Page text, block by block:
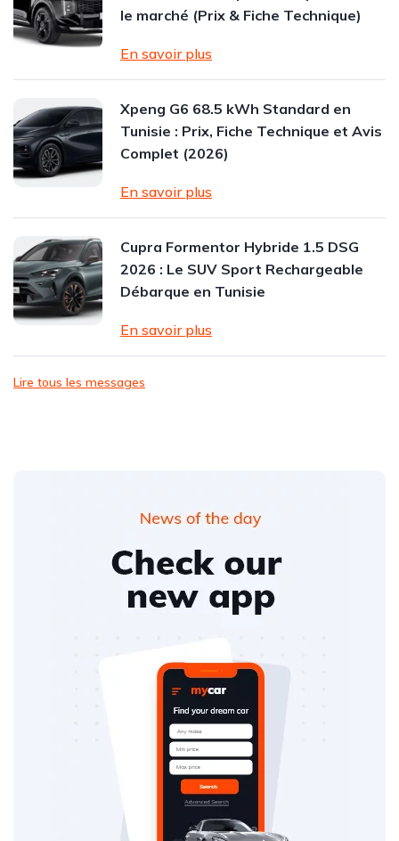
le marché (Prix & Fiche Technique)
En savoir plus
Xpeng G6 68.5 kWh Standard en
Tunisie : Prix, Fiche Technique et Avis
Complet (2026)
En savoir plus
Cupra Formentor Hybride 1.5 DSG
2026 : Le SUV Sport Rechargeable
Débarque en Tunisie
En savoir plus
Lire tous les messages